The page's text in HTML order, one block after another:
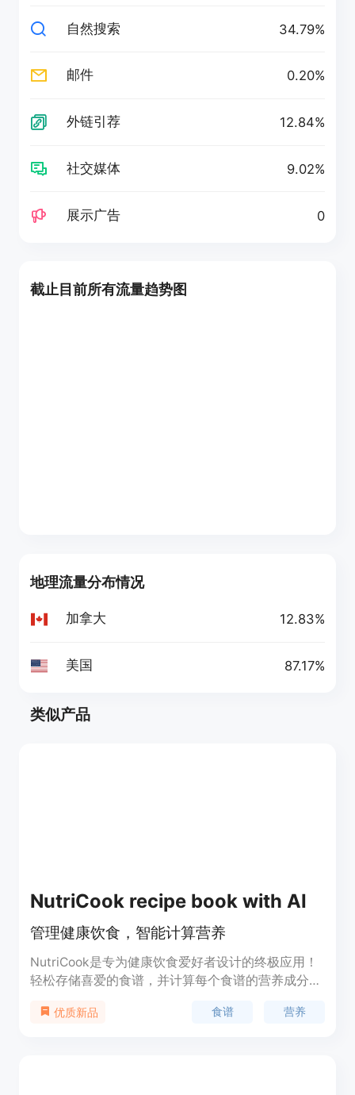
自然搜索 34.79%
邮件 0.20%
外链引荐 12.84%
社交媒体 9.02%
展示广告 0
截止目前所有流量趋势图
地理流量分布情况
加拿大 12.83%
美国 87.17%
类似产品
NutriCook recipe book with AI
管理健康饮食，智能计算营养
NutriCook是专为健康饮食爱好者设计的终极应用！
轻松存储喜爱的食谱，并计算每个食谱的营养成分和
白质和碳水化合物含量。通过NutriCook，您可以自
优质新品 食谱 营养